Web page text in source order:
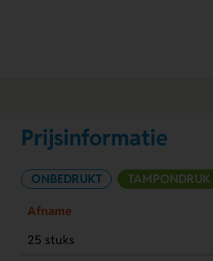
Prijsinformatie
ONBEDRUKT TAMPONDRUK
Afname
25 stuks